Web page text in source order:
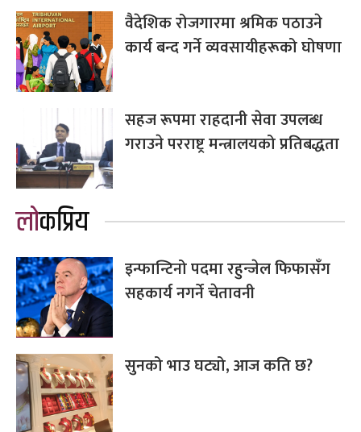
वैदेशिक रोजगारमा श्रमिक पठाउने
कार्य बन्द गर्ने व्यवसायीहरूको घोषणा
सहज रूपमा राहदानी सेवा उपलब्ध
गराउने परराष्ट्र मन्त्रालयको प्रतिबद्धता
लोकप्रिय
इन्फान्टिनो पदमा रहुन्जेल फिफासँग
सहकार्य नगर्ने चेतावनी
सुनको भाउ घट्यो, आज कति छ?